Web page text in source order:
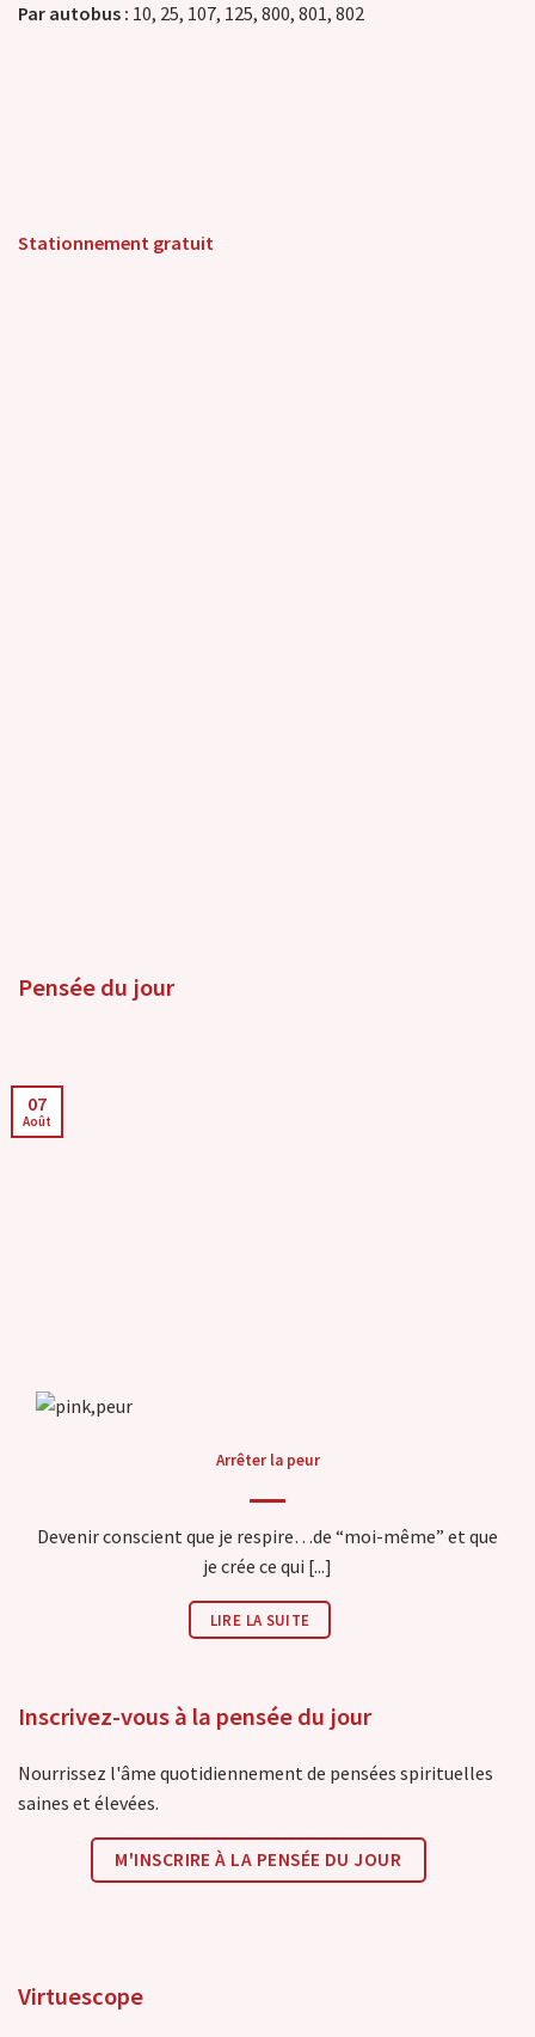
Par autobus : 10, 25, 107, 125, 800, 801, 802
Stationnement gratuit
Pensée du jour
Arrêter la peur
Devenir conscient que je respire…de “moi-même” et que
je crée ce qui [...]
LIRE LA SUITE
07
Août
Inscrivez-vous à la pensée du jour
Nourrissez l'âme quotidiennement de pensées spirituelles
saines et élevées.
M'INSCRIRE À LA PENSÉE DU JOUR
Virtuescope